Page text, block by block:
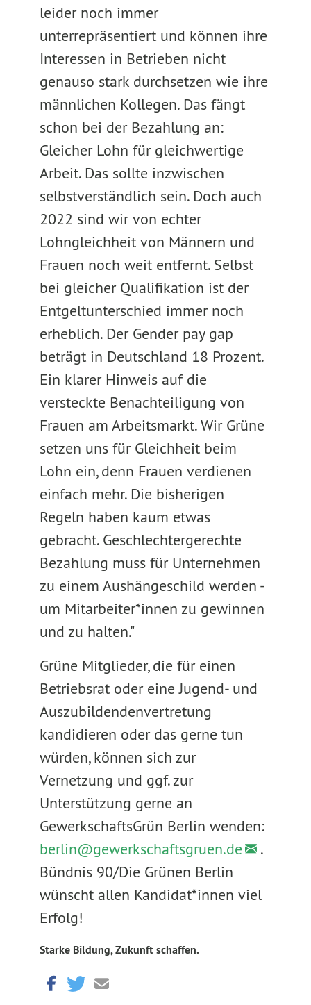
leider noch immer
unterrepräsentiert und können ihre
Interessen in Betrieben nicht
genauso stark durchsetzen wie ihre
männlichen Kollegen. Das fängt
schon bei der Bezahlung an:
Gleicher Lohn für gleichwertige
Arbeit. Das sollte inzwischen
selbstverständlich sein. Doch auch
2022 sind wir von echter
Lohngleichheit von Männern und
Frauen noch weit entfernt. Selbst
bei gleicher Qualifikation ist der
Entgeltunterschied immer noch
erheblich. Der Gender pay gap
beträgt in Deutschland 18 Prozent.
Ein klarer Hinweis auf die
versteckte Benachteiligung von
Frauen am Arbeitsmarkt. Wir Grüne
setzen uns für Gleichheit beim
Lohn ein, denn Frauen verdienen
einfach mehr. Die bisherigen
Regeln haben kaum etwas
gebracht. Geschlechtergerechte
Bezahlung muss für Unternehmen
zu einem Aushängeschild werden -
um Mitarbeiter*innen zu gewinnen
und zu halten."
Grüne Mitglieder, die für einen
Betriebsrat oder eine Jugend- und
Auszubildendenvertretung
kandidieren oder das gerne tun
würden, können sich zur
Vernetzung und ggf. zur
Unterstützung gerne an
GewerkschaftsGrün Berlin wenden:
berlin@gewerkschaftsgruen.de
.
Bündnis 90/Die Grünen Berlin
wünscht allen Kandidat*innen viel
Erfolg!
Starke Bildung, Zukunft schaffen.